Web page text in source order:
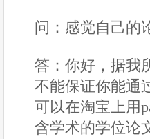
问：感觉自己的
答：你好，据我
不能保证你能通
可以在淘宝上用
含学术的学位论